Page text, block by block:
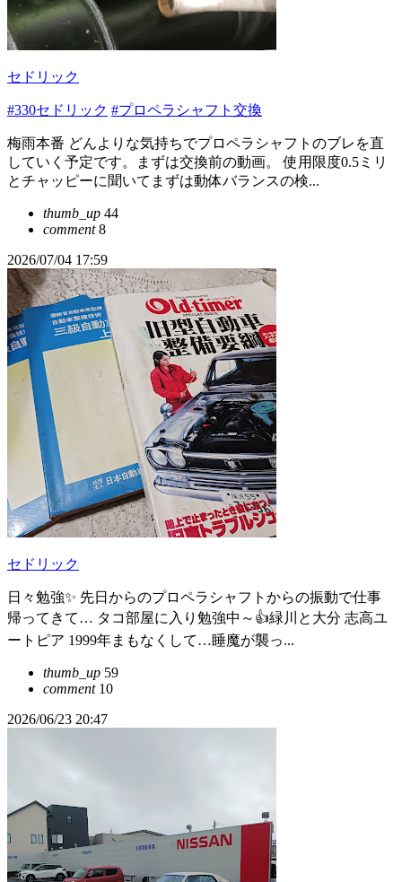
セドリック
#330セドリック #プロペラシャフト交換
梅雨本番 どんよりな気持ちでプロペラシャフトのブレを直
していく予定です。まずは交換前の動画。 使用限度0.5ミリ
とチャッピーに聞いてまずは動体バランスの検...
thumb_up 44
comment8
2026/07/04 17:59
セドリック
日々勉強✨ 先日からのプロペラシャフトからの振動で仕事
帰ってきて… タコ部屋に入り勉強中～👍緑川と大分 志高ユ
ートピア 1999年まもなくして…睡魔が襲っ...
thumb_up 59
comment10
2026/06/23 20:47